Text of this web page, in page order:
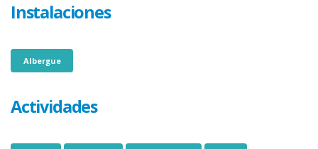
Instalaciones
Albergue
Actividades